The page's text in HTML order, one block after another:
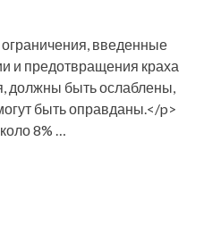
ограничения, введенные
и предотвращения краха
должны быть ослаблены,
быть оправданы.</p>
8% …